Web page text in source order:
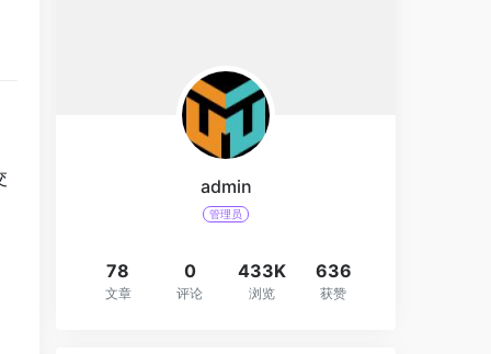
admin
管理员
78
文章
0
评论
433K
浏览
636
获赞